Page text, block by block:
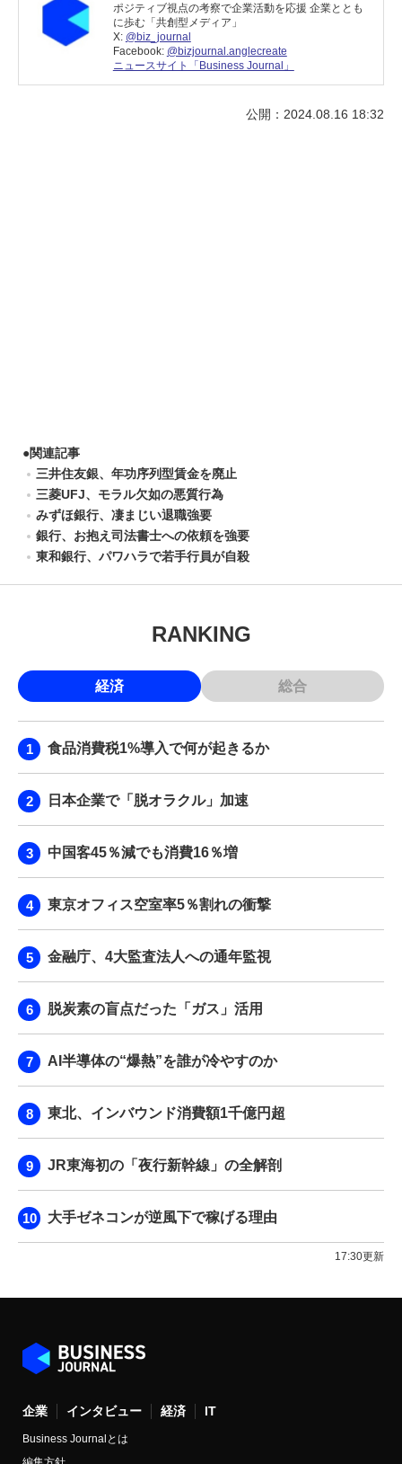
ポジティブ視点の考察で企業活動を応援 企業ととも
に歩む「共創型メディア」
X: @biz_journal
Facebook: @bizjournal.anglecreate
ニュースサイト「Business Journal」
公開：2024.08.16 18:32
●関連記事
三井住友銀、年功序列型賃金を廃止
三菱UFJ、モラル欠如の悪質行為
みずほ銀行、凄まじい退職強要
銀行、お抱え司法書士への依頼を強要
東和銀行、パワハラで若手行員が自殺
RANKING
経済 総合
食品消費税1%導入で何が起きるか
日本企業で「脱オラクル」加速
中国客45％減でも消費16％増
東京オフィス空室率5％割れの衝撃
金融庁、4大監査法人への通年監視
脱炭素の盲点だった「ガス」活用
AI半導体の“爆熱”を誰が冷やすのか
東北、インバウンド消費額1千億円超
JR東海初の「夜行新幹線」の全解剖
大手ゼネコンが逆風下で稼げる理由
17:30更新
企業 インタビュー 経済 IT
Business Journalとは